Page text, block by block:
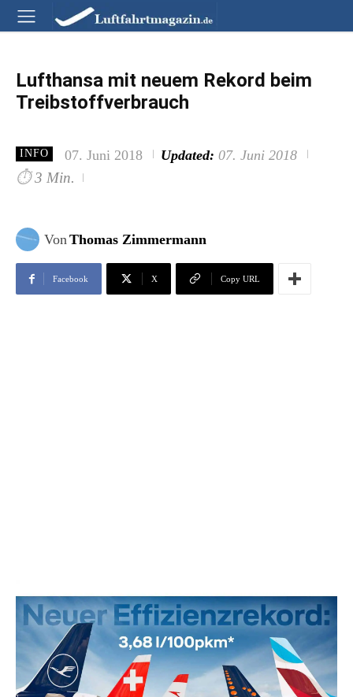
Lufthansa mit neuem Rekord beim
Treibstoffverbrauch
INFO 07. Juni 2018 Updated: 07. Juni 2018
⏱ 3 Min.
VonThomas Zimmermann
Facebook X Copy URL